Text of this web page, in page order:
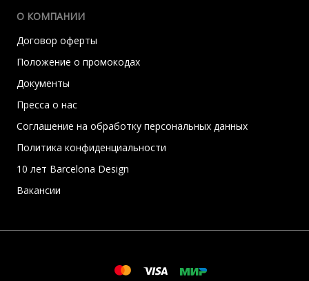
О КОМПАНИИ
Договор оферты
Положение о промокодах
Документы
Пресса о нас
Соглашение на обработку персональных данных
Политика конфиденциальности
10 лет Barcelona Design
Вакансии